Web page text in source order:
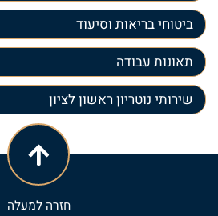
ביטוחי בריאות וסיעוד
תאונות עבודה
שירותי נוטריון ראשון לציון
חזרה למעלה